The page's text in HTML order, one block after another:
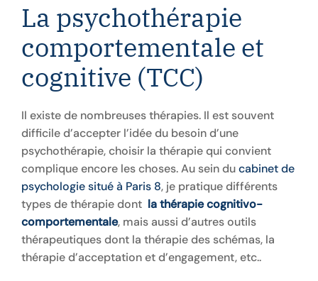
La psychothérapie
comportementale et
cognitive (TCC)
Il existe de nombreuses thérapies. Il est souvent
difficile d’accepter l’idée du besoin d’une
psychothérapie, choisir la thérapie qui convient
complique encore les choses. Au sein ducabinet de
psychologie situé à Paris 8, je pratique différents
types de thérapie dont la thérapie cognitivo-
comportementale, mais aussi d’autres outils
thérapeutiques dont la thérapie des schémas, la
thérapie d’acceptation et d’engagement, etc..